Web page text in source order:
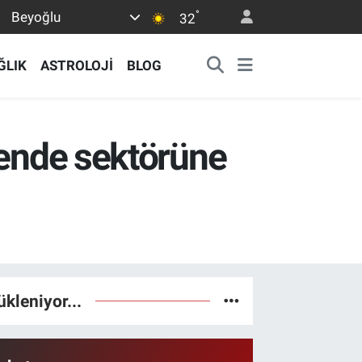
Beyoğlu 32°
ASTROLOJİ BLOG
sektörüne